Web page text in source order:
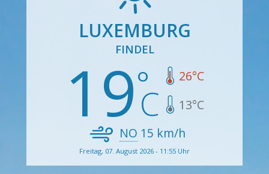
LUXEMBURG
FINDEL
19 26°C
13°C
NO 15 km/h
Freitag, 07. August 2026 - 11:55 Uhr